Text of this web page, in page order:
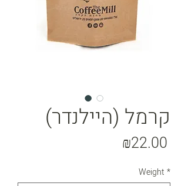
קרמל (היילנדר)
₪22.00
Weight *